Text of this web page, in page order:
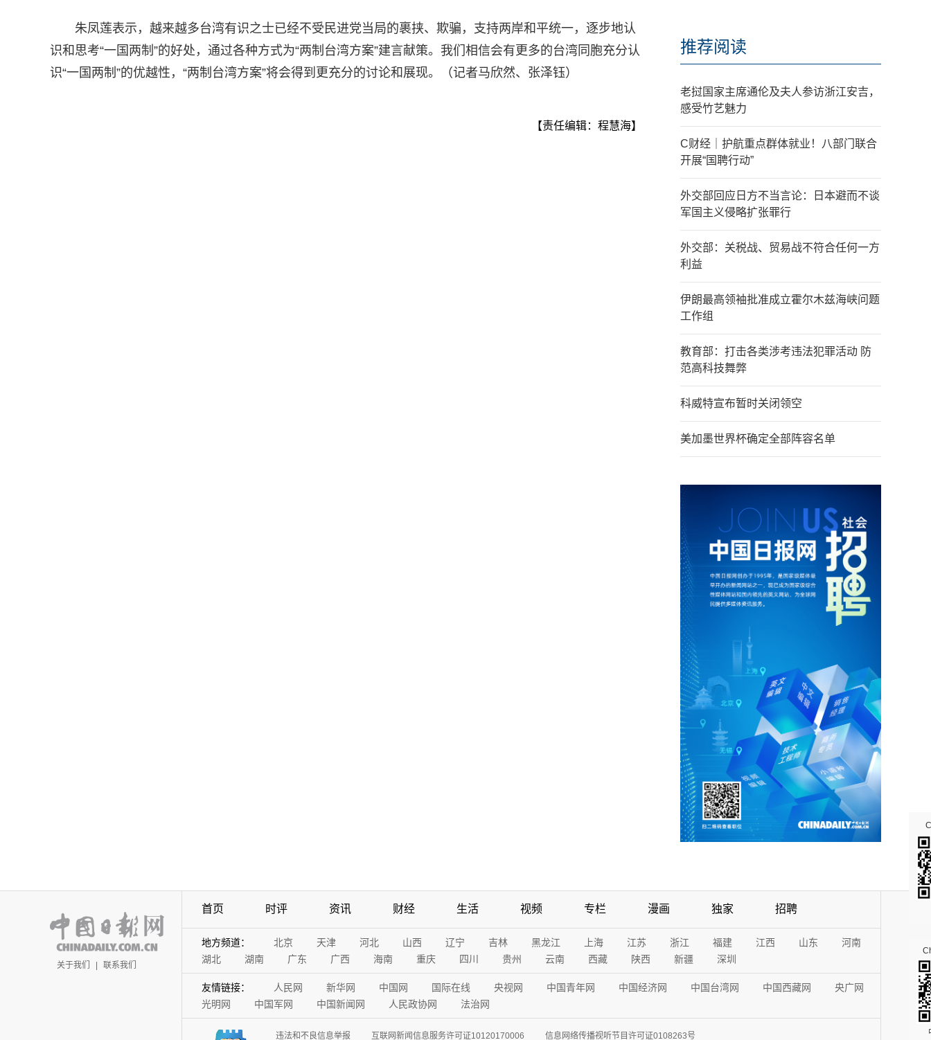
朱凤莲表示，越来越多台湾有识之士已经不受民进党当局的裹挟、欺骗，支持两岸和平统一，逐步地认
识和思考“一国两制”的好处，通过各种方式为“两制台湾方案”建言献策。我们相信会有更多的台湾同胞充分认
识“一国两制”的优越性，“两制台湾方案”将会得到更充分的讨论和展现。（记者马欣然、张泽钰）
【责任编辑：程慧海】
推荐阅读
老挝国家主席通伦及夫人参访浙江安吉，
感受竹艺魅力
C财经｜护航重点群体就业！八部门联合
开展“国聘行动”
外交部回应日方不当言论：日本避而不谈
军国主义侵略扩张罪行
外交部：关税战、贸易战不符合任何一方
利益
伊朗最高领袖批准成立霍尔木兹海峡问题
工作组
教育部：打击各类涉考违法犯罪活动 防
范高科技舞弊
科威特宣布暂时关闭领空
美加墨世界杯确定全部阵容名单
关于我们 | 联系我们
首页 时评 资讯 财经 生活 视频 专栏 漫画 独家 招聘
地方频道： 北京 天津 河北 山西 辽宁 吉林 黑龙江 上海 江苏 浙江 福建 江西 山东
河南
湖北
湖南 广东 广西 海南 重庆 四川 贵州 云南 西藏 陕西 新疆 深圳
友情链接： 人民网 新华网 中国网 国际在线 央视网 中国青年网 中国经济网 中国台湾网 中国西藏网
央广网
光明网
中国军网 中国新闻网 人民政协网 法治网
违法和不良信息举报 互联网新闻信息服务许可证10120170006 信息网络传播视听节目许可证0108263号